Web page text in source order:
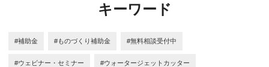
キーワード
#補助金 #ものづくり補助金 #無料相談受付中
#ウェビナー・セミナー #ウォータージェットカッター